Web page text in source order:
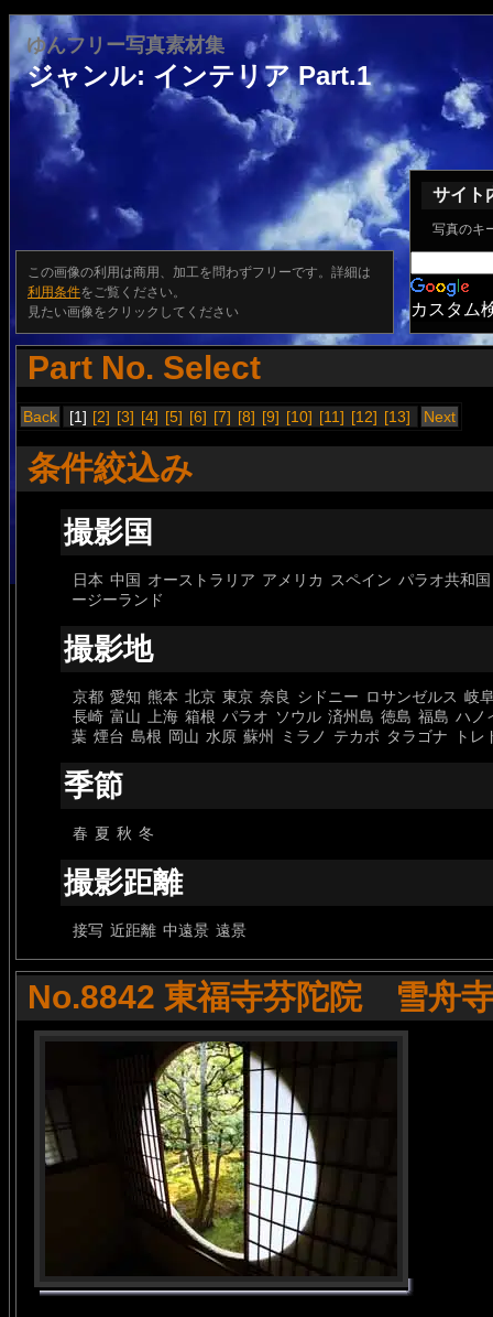
ゆんフリー写真素材集
ジャンル: インテリア Part.1
この画像の利用は商用、加工を問わずフリーです。詳細は
利用条件をご覧ください。
見たい画像をクリックしてください
サイト
写真のキ
カスタム
Part No. Select
Back [1] [2] [3] [4] [5] [6] [7] [8] [9] [10] [11] [12] [13] Next
条件絞込み
撮影国
日本 中国 オーストラリア アメリカ スペイン パラオ共和国
ージーランド
撮影地
京都 愛知 熊本 北京 東京 奈良 シドニー ロサンゼルス 岐
長崎 富山 上海 箱根 パラオ ソウル 済州島 徳島 福島 ハノ
葉 煙台 島根 岡山 水原 蘇州 ミラノ テカポ タラゴナ トレ
季節
春 夏 秋 冬
撮影距離
接写 近距離 中遠景 遠景
No.8842 東福寺芬陀院 雪舟寺